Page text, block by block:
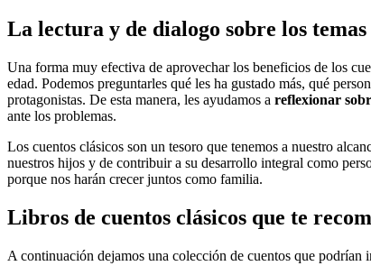
La lectura y de dialogo sobre los
Una forma muy efectiva de aprovechar los beneficios de los
edad. Podemos preguntarles qué les ha gustado más, qué
protagonistas. De esta manera, les ayudamos a reflexionar
ante los problemas.
Los cuentos clásicos son un tesoro que tenemos a nuestro
nuestros hijos y de contribuir a su desarrollo integral como
porque nos harán crecer juntos como familia.
Libros de cuentos clásicos que te
A continuación dejamos una colección de cuentos que podrían